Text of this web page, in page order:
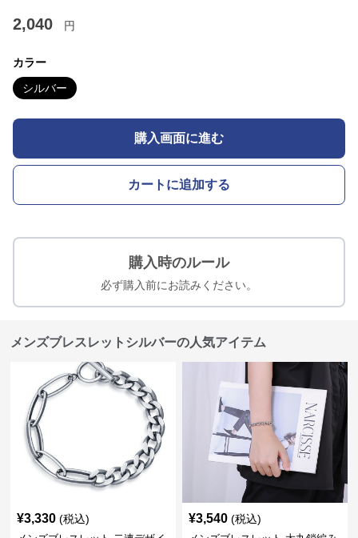
2,040 円
カラー
シルバー
購入画面に進む
カートに追加する
購入時のルール
必ず購入前にお読みください。
メンズブレスレットシルバーの人気アイテム
¥3,330 (税込) ¥3,540 (税込)